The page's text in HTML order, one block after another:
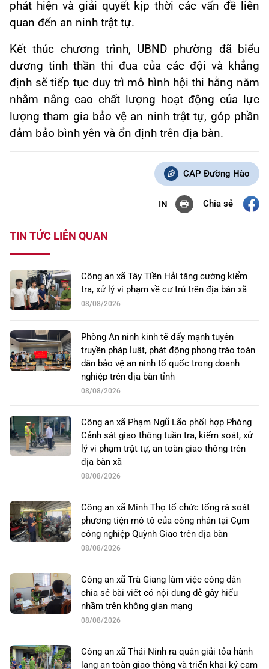
phát hiện và giải quyết kịp thời các vấn đề liên
quan đến an ninh trật tự.
Kết thúc chương trình, UBND phường đã biểu
dương tinh thần thi đua của các đội và khẳng
định sẽ tiếp tục duy trì mô hình hội thi hằng năm
nhằm nâng cao chất lượng hoạt động của lực
lượng tham gia bảo vệ an ninh trật tự, góp phần
đảm bảo bình yên và ổn định trên địa bàn.
CAP Đường Hào
IN Chia sẻ
TIN TỨC LIÊN QUAN
Công an xã Tây Tiền Hải tăng cường kiểm
tra, xử lý vi phạm về cư trú trên địa bàn xã
08/08/2026
Phòng An ninh kinh tế đẩy mạnh tuyên
truyền pháp luật, phát động phong trào toàn
dân bảo vệ an ninh tổ quốc trong doanh
nghiệp trên địa bàn tỉnh
08/08/2026
Công an xã Phạm Ngũ Lão phối hợp Phòng
Cảnh sát giao thông tuần tra, kiểm soát, xử
lý vi phạm trật tự, an toàn giao thông trên
địa bàn xã
08/08/2026
Công an xã Minh Thọ tổ chức tổng rà soát
phương tiện mô tô của công nhân tại Cụm
công nghiệp Quỳnh Giao trên địa bàn
08/08/2026
Công an xã Trà Giang làm việc công dân
chia sẻ bài viết có nội dung dễ gây hiểu
nhầm trên không gian mạng
08/08/2026
Công an xã Thái Ninh ra quân giải tỏa hành
lang an toàn giao thông và triển khai ký cam